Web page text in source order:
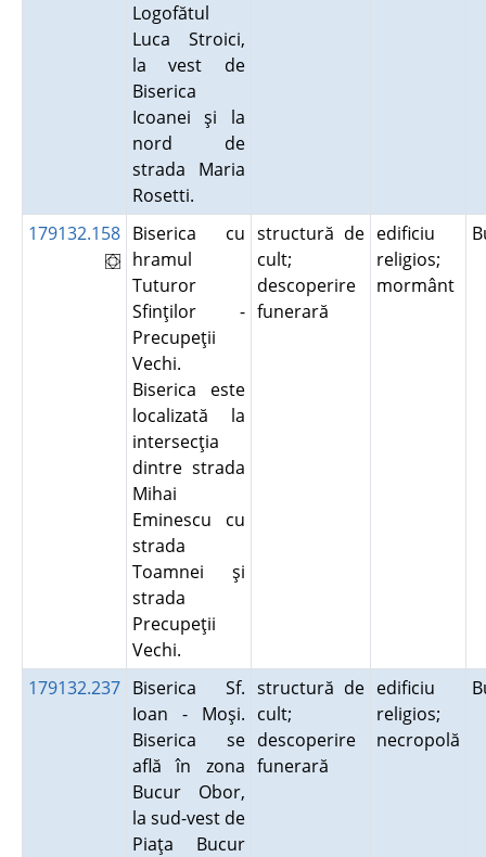
Logofătul
Luca Stroici,
la vest de
Biserica
Icoanei şi la
nord de
strada Maria
Rosetti.
179132.158 Biserica cu
hramul
Tuturor
Sfinţilor -
Precupeţii
Vechi.
Biserica este
localizată la
intersecţia
dintre strada
Mihai
Eminescu cu
strada
Toamnei şi
strada
Precupeţii
Vechi.
structură de
cult;
descoperire
funerară
edificiu
religios;
mormânt
179132.237 Biserica Sf.
Ioan - Moşi.
Biserica se
află în zona
Bucur Obor,
la sud-vest de
Piaţa Bucur
structură de
cult;
descoperire
funerară
edificiu
religios;
necropolă